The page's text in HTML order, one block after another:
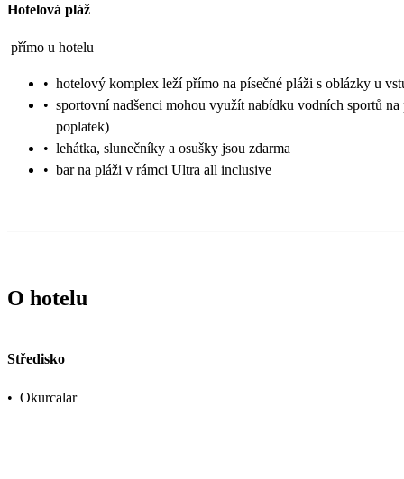
Hotelová pláž
přímo u hotelu
• hotelový komplex leží přímo na písečné pláži s oblázky u
• sportovní nadšenci mohou využít nabídku vodních sportů na
poplatek)
• lehátka, slunečníky a osušky jsou zdarma
• bar na pláži v rámci Ultra all inclusive
O hotelu
Středisko
• Okurcalar